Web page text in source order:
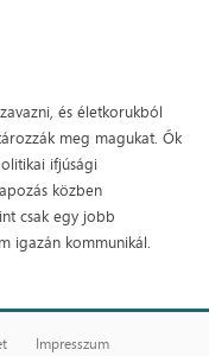
és életkorukból
meg magukat. Ők
ifjúsági
közben
csak egy jobb
igazán kommunikál.
Impresszum